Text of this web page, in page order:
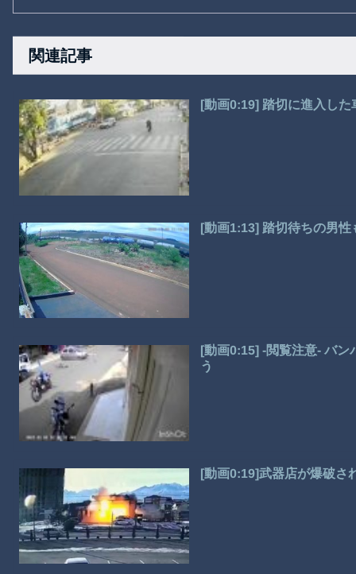
関連記事
[動画0:19] 踏切に進入し
[動画1:13] 踏切待ちの男
[動画0:15] -閲覧注意- バン
う
[動画0:19]武器店が爆破さ